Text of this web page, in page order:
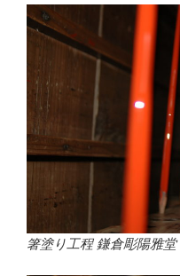
箸塗り工程 鎌倉彫陽雅堂